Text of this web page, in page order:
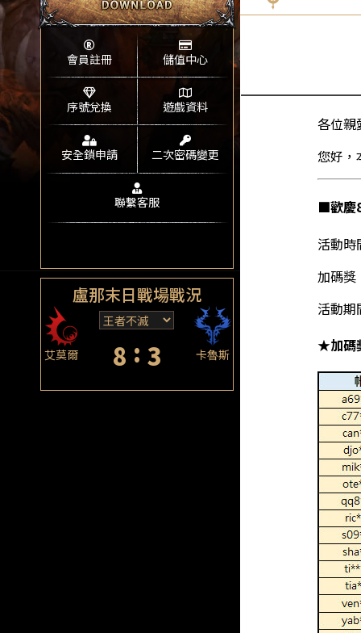
會員註冊 儲值中心
序號兌換 遊戲資料
安全鎖申請 二次密碼變更
聯繫客服
盧那末日戰場戰況
艾莫爾 8 : 3 卡魯斯
各位親
您好，
■歡慶
活動
加碼獎
活動
★加碼